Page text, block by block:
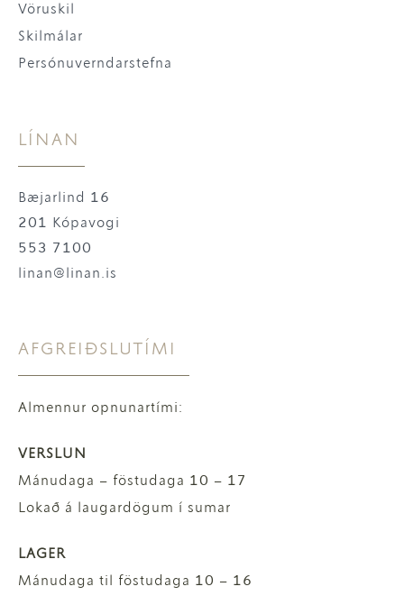
Vöruskil
Skilmálar
Persónuverndarstefna
LÍNAN
Bæjarlind 16
201 Kópavogi
553 7100
linan@linan.is
AFGREIÐSLUTÍMI
Almennur opnunartími:
VERSLUN
Mánudaga – föstudaga 10 – 17
Lokað á laugardögum í sumar
LAGER
Mánudaga til föstudaga 10 – 16